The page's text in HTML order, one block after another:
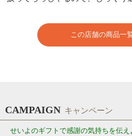
この店舗の商品一
CAMPAIGN キャンペーン
せいよのギフトで感謝の気持ちを伝え